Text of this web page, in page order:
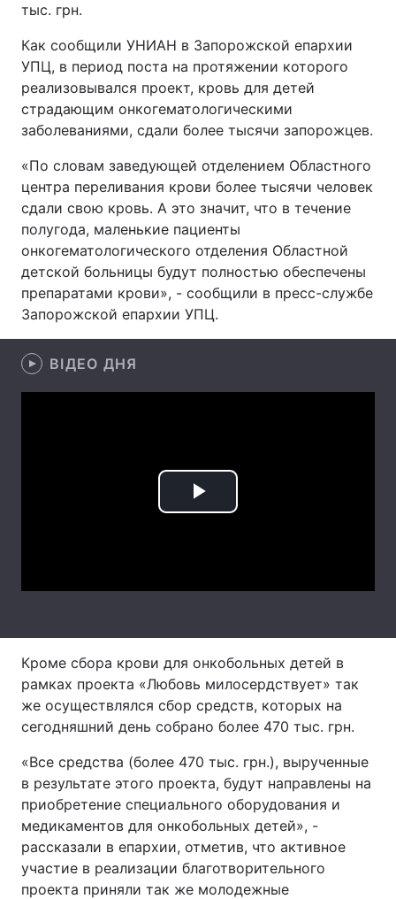
Головна Війна
Україна Політика
Економіка Світ
Спорт Наука
Регіони
Відео з Youtube Статті
Архів Вакансії
Контакти
тыс. грн.
Как сообщили УНИАН в Запорожской епархии
УПЦ, в период поста на протяжении которого
реализовывался проект, кровь для детей
страдающим онкогематологическими
заболеваниями, сдали более тысячи запорожцев.
«По словам заведующей отделением Областного
центра переливания крови более тысячи человек
сдали свою кровь. А это значит, что в течение
полугода, маленькие пациенты
онкогематологического отделения Областной
детской больницы будут полностью обеспечены
препаратами крови», - сообщили в пресс-службе
Запорожской епархии УПЦ.
ВІДЕО ДНЯ
Play
Кроме сбора крови для онкобольных детей в
рамках проекта «Любовь милосердствует» так
же осуществлялся сбор средств, которых на
сегодняшний день собрано более 470 тыс. грн.
«Все средства (более 470 тыс. грн.), вырученные
в результате этого проекта, будут направлены на
приобретение специального оборудования и
медикаментов для онкобольных детей», -
рассказали в епархии, отметив, что активное
участие в реализации благотворительного
проекта приняли так же молодежные